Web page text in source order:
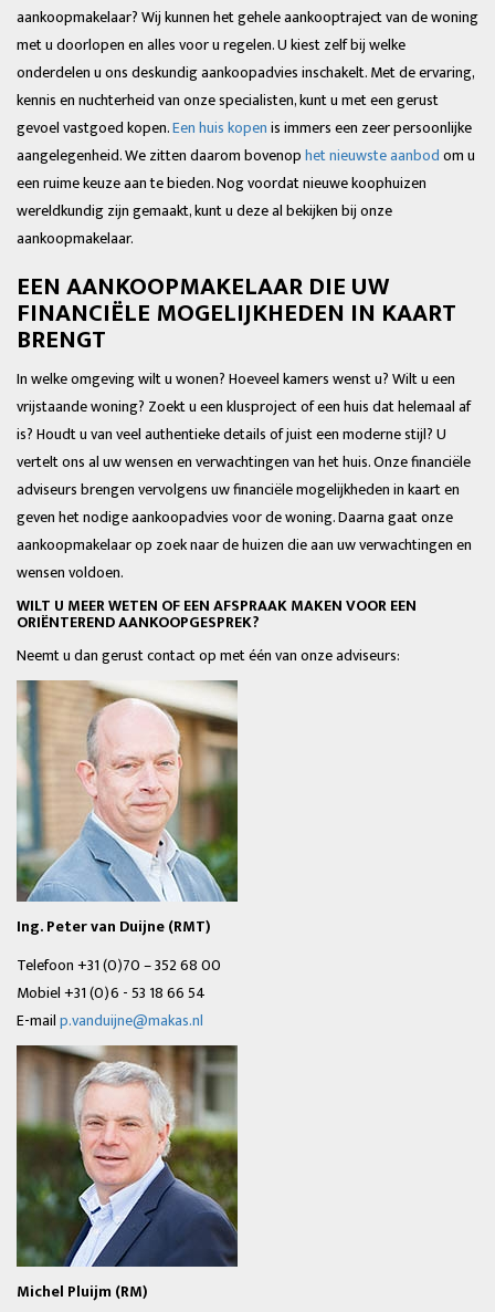
aankoopmakelaar? Wij kunnen het gehele aankooptraject van de woning
met u doorlopen en alles voor u regelen. U kiest zelf bij welke
onderdelen u ons deskundig aankoopadvies inschakelt. Met de ervaring,
kennis en nuchterheid van onze specialisten, kunt u met een gerust
gevoel vastgoed kopen.Een huis kopenis immers een zeer persoonlijke
aangelegenheid. We zitten daarom bovenophet nieuwste aanbodom u
een ruime keuze aan te bieden. Nog voordat nieuwe koophuizen
wereldkundig zijn gemaakt, kunt u deze al bekijken bij onze
aankoopmakelaar.
EEN AANKOOPMAKELAAR DIE UW
FINANCIËLE MOGELIJKHEDEN IN KAART
BRENGT
In welke omgeving wilt u wonen? Hoeveel kamers wenst u? Wilt u een
vrijstaande woning? Zoekt u een klusproject of een huis dat helemaal af
is? Houdt u van veel authentieke details of juist een moderne stijl? U
vertelt ons al uw wensen en verwachtingen van het huis. Onze financiële
adviseurs brengen vervolgens uw financiële mogelijkheden in kaart en
geven het nodige aankoopadvies voor de woning. Daarna gaat onze
aankoopmakelaar op zoek naar de huizen die aan uw verwachtingen en
wensen voldoen.
WILT U MEER WETEN OF EEN AFSPRAAK MAKEN VOOR EEN
ORIËNTEREND AANKOOPGESPREK?
Neemt u dan gerust contact op met één van onze adviseurs:
Ing. Peter van Duijne (RMT)
Telefoon +31 (0)70 – 352 68 00
Mobiel +31 (0)6 - 53 18 66 54
E-mailp.vanduijne@makas.nl
Michel Pluijm (RM)